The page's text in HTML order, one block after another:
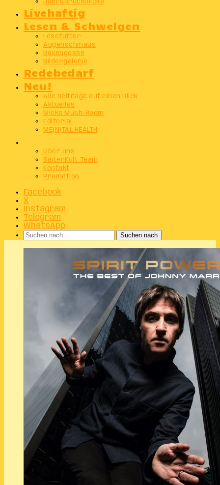
Jahresrückblicke
Livehaftig
Lesen & Schwelgen
Lesefutter
Augenschmaus
Boxengasse
Bildergalerie
Redebedarf
Neu!
Alle Beiträge auf einen Blick
Aktuelles
Micks Mush-Room
Editorial
ME(N)TAL HEALTH
Über uns
SaitenKult-Team
Kontakt
Promotion
Facebook
X
Instagram
Telegram
WhatsApp
Suchen nach